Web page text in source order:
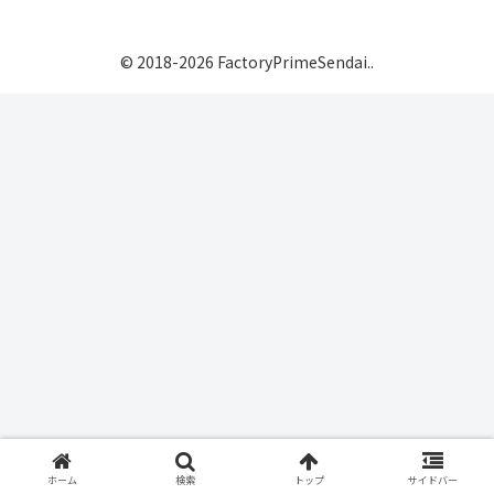
© 2018-2026 FactoryPrimeSendai..
ホーム 検索 トップ サイドバー